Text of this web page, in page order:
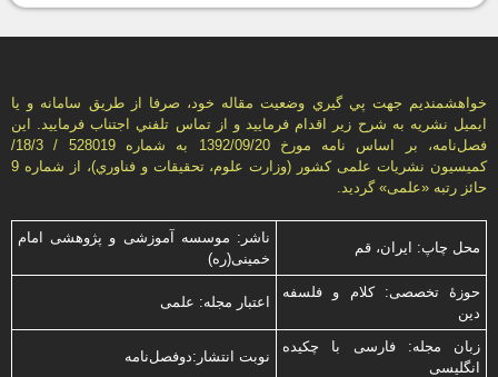
خواهشمنديم جهت پي گيري وضعيت مقاله خود، صرفا از طريق سامانه و يا
ايميل نشريه به شرح زير اقدام فرماييد و از تماس تلفني اجتناب فرماييد. اين
فصل‌نامه، بر اساس نامه مورخ 1392/09/20 به شماره 528019 / 18/3/
كميسيون نشريات علمی كشور (وزارت علوم، تحقيقات و فناوري)، از شماره 9
حائز رتبه «علمی» گرديد.
محل چاپ: ایران، قم
ناشر: موسسه آموزشی و پژوهشی امام
خمینی(ره)
حوزۀ تخصصی: کلام و فلسفه
دین
اعتبار مجله: علمی
زبان مجله: فارسی با چكیده
انگلیسی
نوبت انتشار:دوفصل‌نامه